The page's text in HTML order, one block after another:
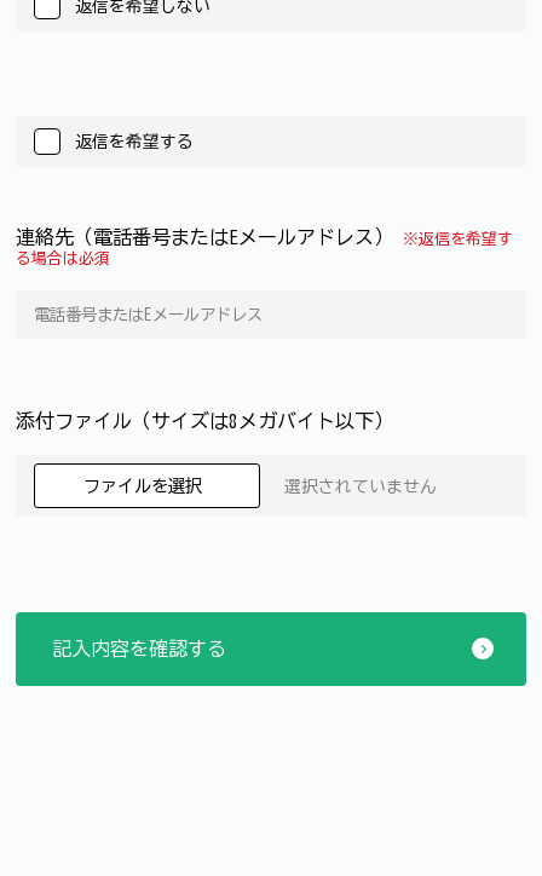
返信を希望しない
返信を希望する
連絡先（電話番号またはEメールアドレス）
※返信を希望す
る場合は必須
添付ファイル（サイズは8メガバイト以下）
ファイルを選択 選択されていません